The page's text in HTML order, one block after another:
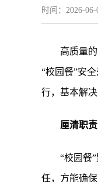
时间：2026-
高质量
“校园餐”安
行，基本解
厘清职
“校园餐
任，方能确